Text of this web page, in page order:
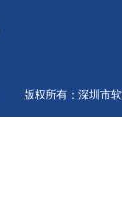
版权所有：深圳市软